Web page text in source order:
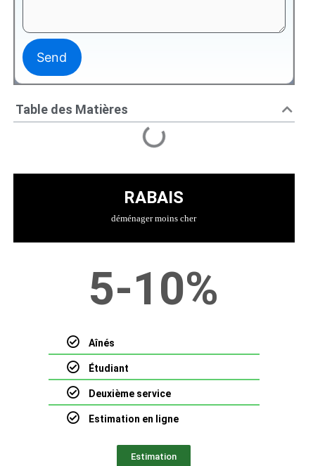
Table des Matières
RABAIS
déménager moins cher
5-10%
Aînés
Étudiant
Deuxième service
Estimation en ligne
Estimation